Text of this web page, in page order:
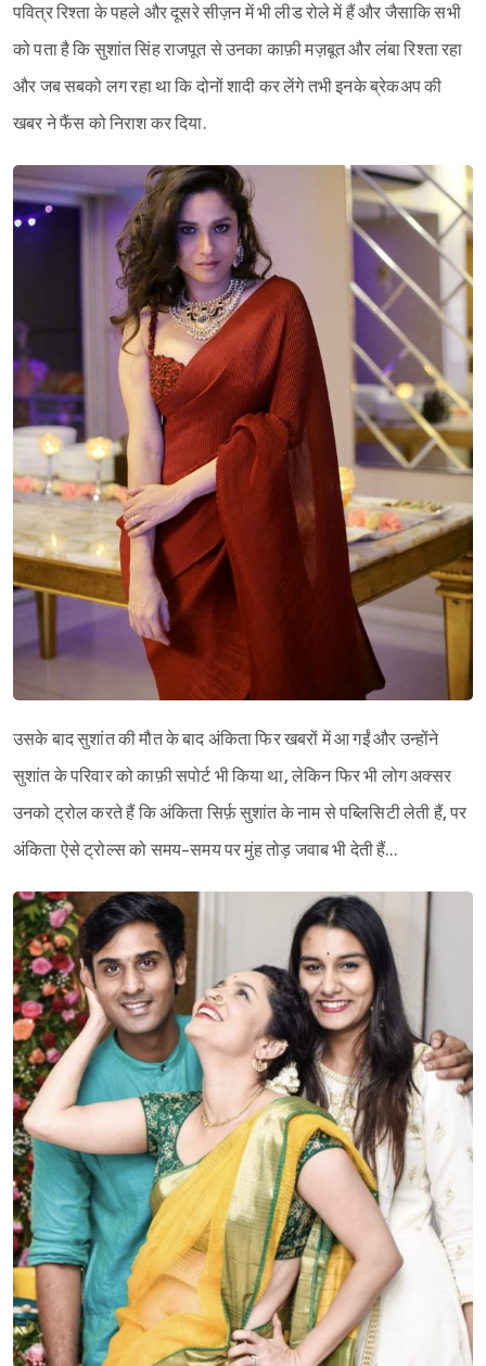
पवित्र रिश्ता के पहले और दूसरे सीज़न में भी लीड रोले में हैं और जैसाकि सभी
को पता है कि सुशांत सिंह राजपूत से उनका काफ़ी मज़बूत और लंबा रिश्ता रहा
और जब सबको लग रहा था कि दोनों शादी कर लेंगे तभी इनके ब्रेकअप की
खबर ने फैंस को निराश कर दिया.
उसके बाद सुशांत की मौत के बाद अंकिता फिर खबरों में आ गईं और उन्होंने
सुशांत के परिवार को काफ़ी सपोर्ट भी किया था, लेकिन फिर भी लोग अक्सर
उनको ट्रोल करते हैं कि अंकिता सिर्फ़ सुशांत के नाम से पब्लिसिटी लेती हैं, पर
अंकिता ऐसे ट्रोल्स को समय-समय पर मुंह तोड़ जवाब भी देती हैं…